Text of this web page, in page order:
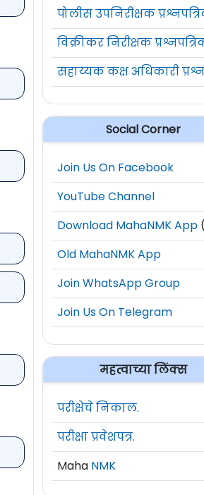
पोलीस उपनिरीक्षक
Social Corner
Join Us On Facebook
YouTube Channel
Download MahaNMK App
Old MahaNMK App
Join WhatsApp Group
Join Us On Telegram
महत्वाच्या लिंक्स
परीक्षेचे निकाल.
परीक्षा प्रवेशपत्र.
Maha NMK